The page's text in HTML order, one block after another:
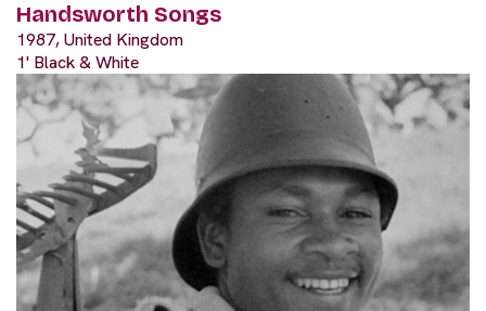
Handsworth Songs
1987, United Kingdom
1' Black & White